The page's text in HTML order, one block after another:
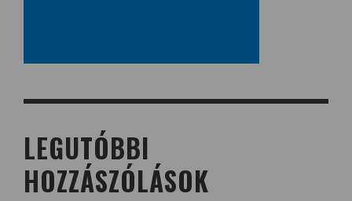
LEGUTÓBBI
HOZZÁSZÓLÁSOK